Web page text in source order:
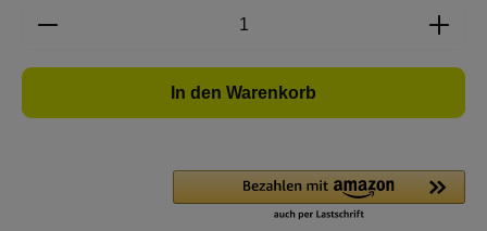
Produkt Anzahl: Gib den gewünschten
In den Warenkorb